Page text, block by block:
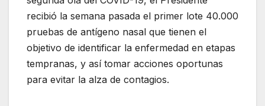
recibió la semana pasada el primer lote 40.000
pruebas de antígeno nasal que tienen el
objetivo de identificar la enfermedad en etapas
tempranas, y así tomar acciones oportunas
para evitar la alza de contagios.